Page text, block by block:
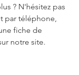
? N'hésitez pas
par téléphone,
fiche de
notre site.